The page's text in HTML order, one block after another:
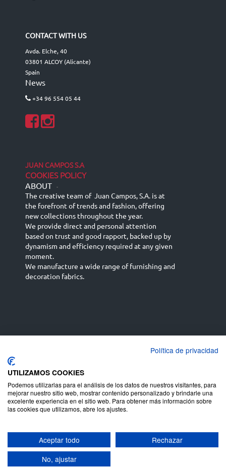
CONTACT WITH US
Avda. Elche, 40
03801 ALCOY (Alicante)
Spain
News
+34 96 554 05 44
JUAN CAMPOS S.A
COOKIES POLICY
ABOUT -
The creative team of Juan Campos, S.A. is at
the forefront of trends and fashion, offering
new collections throughout the year.
We provide direct and personal attention
based on trust and good rapport, backed up by
dynamism and efficiency required at any given
moment.
We manufacture a wide range of furnishing and
decoration fabrics.
English (UK)
Deutsch
Copyright © Terms of use
-Privacy policy -Legal warning
policy
Política de privacidad
UTILIZAMOS COOKIES
Podemos utilizarlas para el análisis de los datos de nuestros visitantes, para
mejorar nuestro sitio web, mostrar contenido personalizado y brindarle una
excelente experiencia en el sitio web. Para obtener más información sobre
las cookies que utilizamos, abre los ajustes.
Aceptar todo
Rechazar
No, ajustar